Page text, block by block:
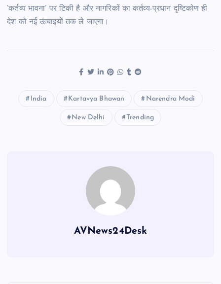
‘कर्तव्य भावना’ पर टिकी है और नागरिकों का कर्तव्य-प्रधान दृष्टिकोण ही
देश को नई ऊंचाइयों तक ले जाएगा।
India Kartavya Bhawan Narendra Modi
New Delhi Trending
AVNews24Desk